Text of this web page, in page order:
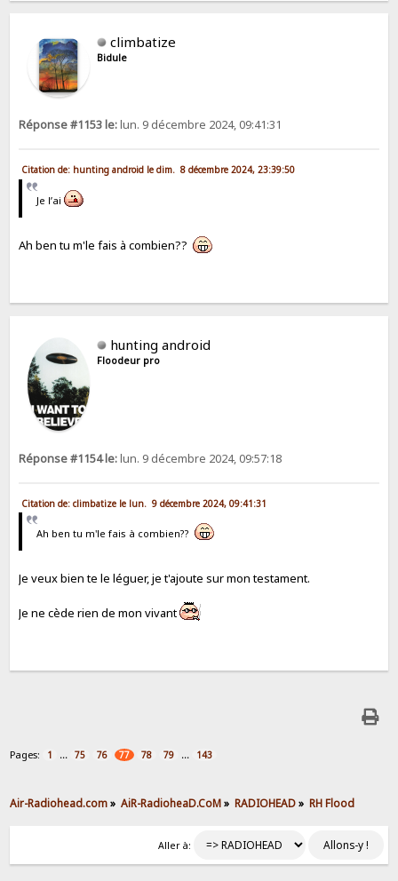
climbatize
Bidule
Réponse #1153 le:lun. 9 décembre 2024, 09:41:31
Citation de: hunting android le dim. 8 décembre 2024, 23:39:50
Je l’ai
Ah ben tu m'le fais à combien??
hunting android
Floodeur pro
Réponse #1154 le:lun. 9 décembre 2024, 09:57:18
Citation de: climbatize le lun. 9 décembre 2024, 09:41:31
Ah ben tu m'le fais à combien??
Je veux bien te le léguer, je t'ajoute sur mon testament.
Je ne cède rien de mon vivant
Pages: 1 ... 75 76 77 78 79 ... 143
Air-Radiohead.com» AiR-RadioheaD.CoM» RADIOHEAD» RH Flood
Aller à: